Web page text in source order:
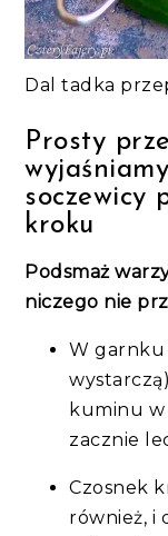
Dal tadka
Prosty
soczewicy
kroku
Podsmaż
niczego nie
W garnku
kuminu w
zacznie
Czosnek
również, i